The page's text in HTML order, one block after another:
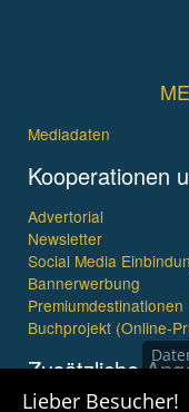
Mediadaten
Kooperationen
Advertorial
Newsletter
Social Media
Bannerwerbung
Premiumdestinationen
Buchprojekt (Online-
Zusätzliche
Lieber Besucher!